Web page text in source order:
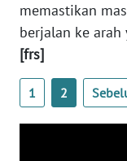
memastikan
berjalan ke
[frs]
1 2
WN
BANTEN
WN
NTT